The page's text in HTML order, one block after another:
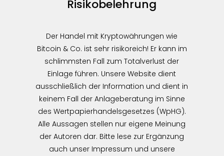
Risikobelehrung
Der Handel mit Kryptowährungen wie
Bitcoin & Co. ist sehr risikoreich! Er kann im
schlimmsten Fall zum Totalverlust der
Einlage führen. Unsere Website dient
ausschließlich der Information und dient in
keinem Fall der Anlageberatung im Sinne
des Wertpapierhandelsgesetzes (WpHG).
Alle Aussagen stellen nur eigene Meinung
der Autoren dar. Bitte lese zur Ergänzung
auch unser Impressum und unsere